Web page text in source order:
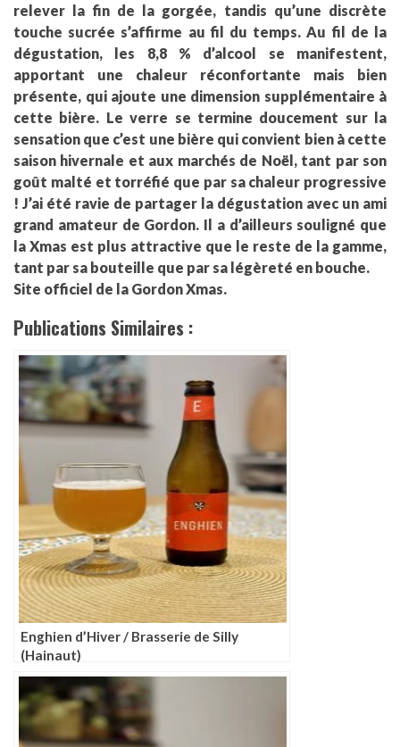
relever la fin de la gorgée, tandis qu’une discrète
touche sucrée s’affirme au fil du temps. Au fil de la
dégustation, les 8,8 % d’alcool se manifestent,
apportant une chaleur réconfortante mais bien
présente, qui ajoute une dimension supplémentaire à
cette bière. Le verre se termine doucement sur la
sensation que c’est une bière qui convient bien à cette
saison hivernale et aux marchés de Noël, tant par son
goût malté et torréfié que par sa chaleur progressive
! J’ai été ravie de partager la dégustation avec un ami
grand amateur de Gordon. Il a d’ailleurs souligné que
la Xmas est plus attractive que le reste de la gamme,
tant par sa bouteille que par sa légèreté en bouche.
Site officiel de la Gordon Xmas.
Publications Similaires :
Enghien d’Hiver / Brasserie de Silly
(Hainaut)